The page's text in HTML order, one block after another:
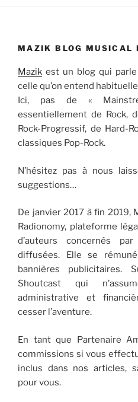
MAZIK BLOG MUSICAL
Mazik est un blog qui
celle qu’on entend
Ici, pas de «
essentiellement de Rock,
Rock-Progressif, de Hard-
classiques Pop-Rock.
N’hésitez pas à nous
suggestions…
De janvier 2017 à fin 2019,
Radionomy, plateforme
d’auteurs concernés
diffusées. Elle se
bannières
Shoutcast qui
administrative et
cesser l’aventure.
En tant que Partenaire
commissions si vous
inclus dans nos articles,
pour vous.